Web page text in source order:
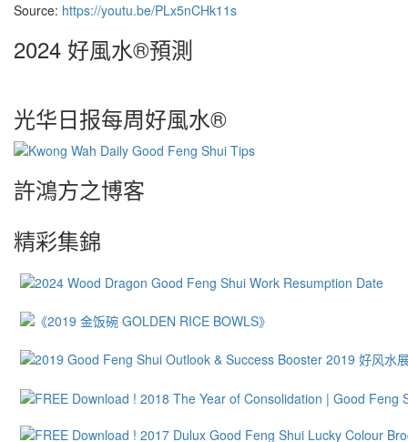
Source: https://youtu.be/PLx5nCHk11s
2024 好風水®預測
光华日报每周好風水®
許鴻方之博客
精彩集錦